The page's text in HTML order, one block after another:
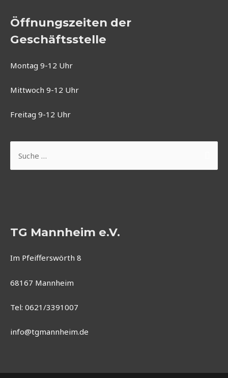
Öffnungszeiten der
Geschäftsstelle
Montag 9-12 Uhr
Mittwoch 9-12 Uhr
Freitag 9-12 Uhr
nach:
TG Mannheim e.V.
Im Pfeifferswörth 8
68167 Mannheim
Tel: 0621/3391007
info@tgmannheim.de